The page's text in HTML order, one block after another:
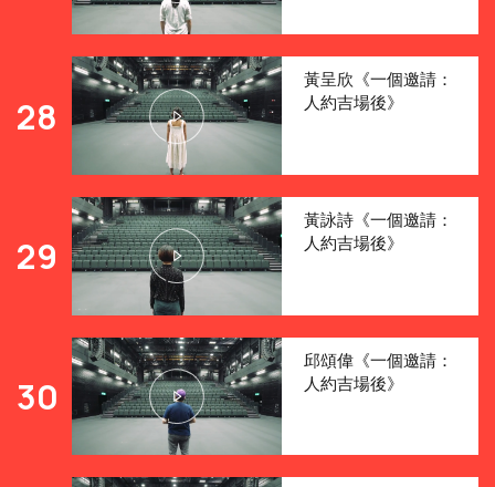
28
黃呈欣《一個邀請：
人約吉場後》
29
黃詠詩《一個邀請：
人約吉場後》
30
邱頌偉《一個邀請：
人約吉場後》